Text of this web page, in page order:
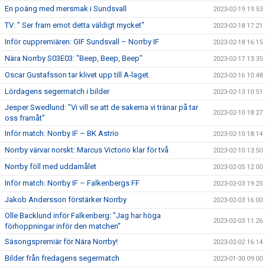
En poäng med mersmak i Sundsvall 2023-02-19 19:53
TV: " Ser fram emot detta väldigt mycket" 2023-02-18 17:21
Inför cuppremiären: GIF Sundsvall – Norrby IF 2023-02-18 16:15
Nära Norrby S03E03: "Beep, Beep, Beep" 2023-02-17 13:35
Oscar Gustafsson tar klivet upp till A-laget. 2023-02-16 10:48
Lördagens segermatch i bilder 2023-02-13 10:51
Jesper Swedlund: ”Vi vill se att de sakerna vi tränar på tar
oss framåt”
2023-02-10 18:27
Inför match: Norrby IF – BK Astrio 2023-02-10 18:14
Norrby värvar norskt: Marcus Victorio klar för två 2023-02-10 13:50
Norrby föll med uddamålet 2023-02-05 12:00
Inför match: Norrby IF – Falkenbergs FF 2023-02-03 19:25
Jakob Andersson förstärker Norrby 2023-02-03 16:00
Olle Backlund inför Falkenberg: "Jag har höga
förhoppningar inför den matchen"
2023-02-03 11:26
Säsongspremiär för Nära Norrby! 2023-02-02 16:14
Bilder från fredagens segermatch 2023-01-30 09:00